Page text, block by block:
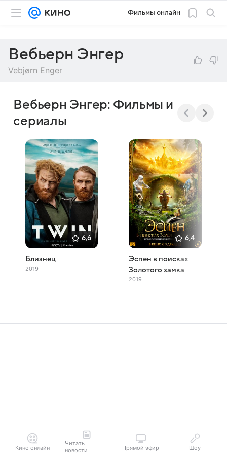
Фильмы онлайн
Вебьерн Энгер
Vebjørn Enger
Вебьерн Энгер: Фильмы и
сериалы
6,6
Близнец
2019
6,4
Эспен в поисках
Золотого замка
2019
Кино онлайн
Читать
новости
Прямой эфир Шоу